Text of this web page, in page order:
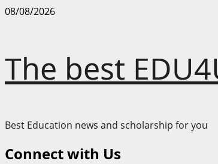
Skip
08/08/2026
The best
Best Education news and scholarship for you
Connect with Us